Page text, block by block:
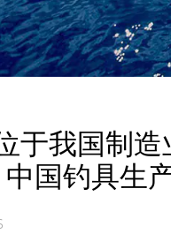
于我国制
中国钓具